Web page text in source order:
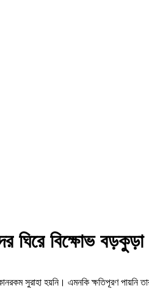
ঘিরে বিক্ষোভ বড়কুড়া
সুরাহা হয়নি। এমনকি ক্ষতিপূরণ পায়নি